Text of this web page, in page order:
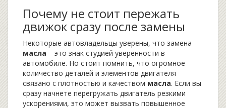
Почему не стоит пережать
движок сразу после замены
Некоторые автовладельцы уверены, что замена
масла – это знак студией уверенности в
автомобиле. Но стоит помнить, что огромное
количество деталей и элементов двигателя
связано с плотностью и качеством масла. Если вы
сразу начнете перегружать двигатель резкими
ускорениями, это может вызвать повышенное